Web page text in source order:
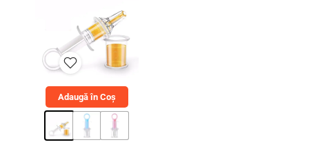
300,00 lei.
Adaugă în Coș